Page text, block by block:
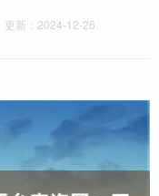
更新：2024-12-26